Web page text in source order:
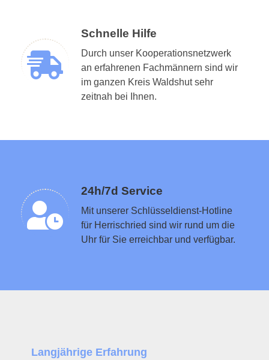
Schnelle Hilfe
Durch unser Kooperationsnetzwerk
an erfahrenen Fachmännern sind wir
im ganzen Kreis Waldshut sehr
zeitnah bei Ihnen.
24h/7d Service
Mit unserer Schlüsseldienst-Hotline
für Herrischried sind wir rund um die
Uhr für Sie erreichbar und verfügbar.
Schlüsseldienst in der Nähe vermitteln
Langjährige Erfahrung